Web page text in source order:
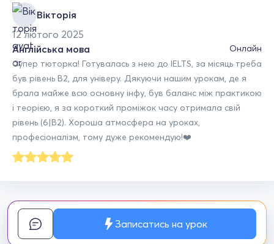
Вікторія
12 лютого 2025
Онлайн
Англійська мова
Супер тюторка! Готувалась з нею до IELTS, за місяць треба
був рівень В2, для універу. Дякуючи нашим урокам, де я
брала майже всю основну інфу, був баланс між практикою
і теорією, я за короткий проміжок часу отримала свій
рівень (6|В2). Хороша атмосфера на уроках,
професіоналізм, тому дуже рекомендую!❤️
Записатись на урок